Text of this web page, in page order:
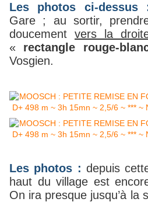
Les photos ci-dessus
Gare ; au sortir,
doucement vers la
« rectangle rouge-
Vosgien.
Les photos : depuis
haut du village est
On ira presque jusqu’à la